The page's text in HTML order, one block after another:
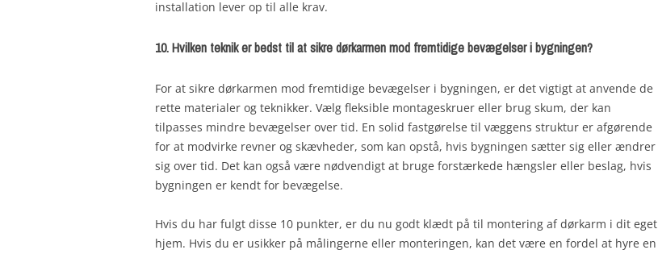
installation lever op til alle krav.
10. Hvilken teknik er bedst til at sikre dørkarmen mod fremtidige bevægelser i bygningen?
For at sikre dørkarmen mod fremtidige bevægelser i bygningen, er det vigtigt at anvende de
rette materialer og teknikker. Vælg fleksible montageskruer eller brug skum, der kan
tilpasses mindre bevægelser over tid. En solid fastgørelse til væggens struktur er afgørende
for at modvirke revner og skævheder, som kan opstå, hvis bygningen sætter sig eller ændrer
sig over tid. Det kan også være nødvendigt at bruge forstærkede hængsler eller beslag, hvis
bygningen er kendt for bevægelse.
Hvis du har fulgt disse 10 punkter, er du nu godt klædt på til montering af dørkarm i dit eget
hjem. Hvis du er usikker på målingerne eller monteringen, kan det være en fordel at hyre en